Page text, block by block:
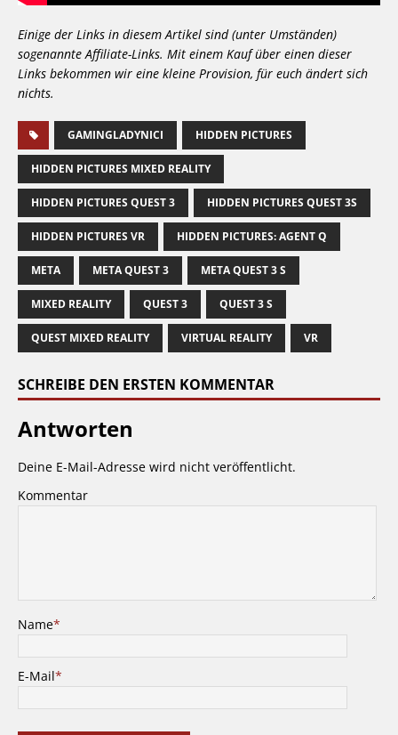
Einige der Links in diesem Artikel sind (unter Umständen)
sogenannte Affiliate-Links. Mit einem Kauf über einen dieser
Links bekommen wir eine kleine Provision, für euch ändert sich
nichts.
GAMINGLADYNICI HIDDEN PICTURES
HIDDEN PICTURES MIXED REALITY
HIDDEN PICTURES QUEST 3 HIDDEN PICTURES QUEST 3S
HIDDEN PICTURES VR HIDDEN PICTURES: AGENT Q
META META QUEST 3 META QUEST 3 S
MIXED REALITY QUEST 3 QUEST 3 S
QUEST MIXED REALITY VIRTUAL REALITY VR
SCHREIBE DEN ERSTEN KOMMENTAR
Antworten
Deine E-Mail-Adresse wird nicht veröffentlicht.
Kommentar
Name*
E-Mail*